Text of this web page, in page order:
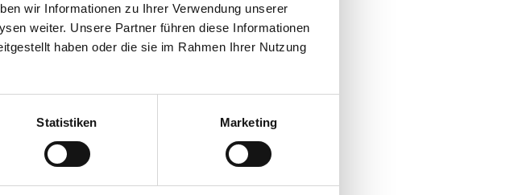
wir Informationen zu Ihrer Verwendung unserer
weiter. Unsere Partner führen diese Informationen
haben oder die sie im Rahmen Ihrer Nutzung
Statistiken Marketing
wurde. Sie
und auf Ihre
Services, die
Sie all Ihre
und intuitiven
ist Safilo Omnia – die
oder
Kunde können Sie